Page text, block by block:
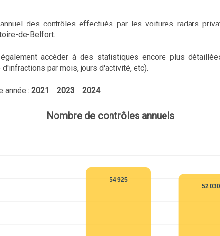
des contrôles effectués par les voitures radars
de-Belfort.
accèder à des statistiques encore plus
d'infractions par mois, jours d'activité, etc).
année : 2021 2023 2024
Nombre de contrôles annuels
54 925
52 030